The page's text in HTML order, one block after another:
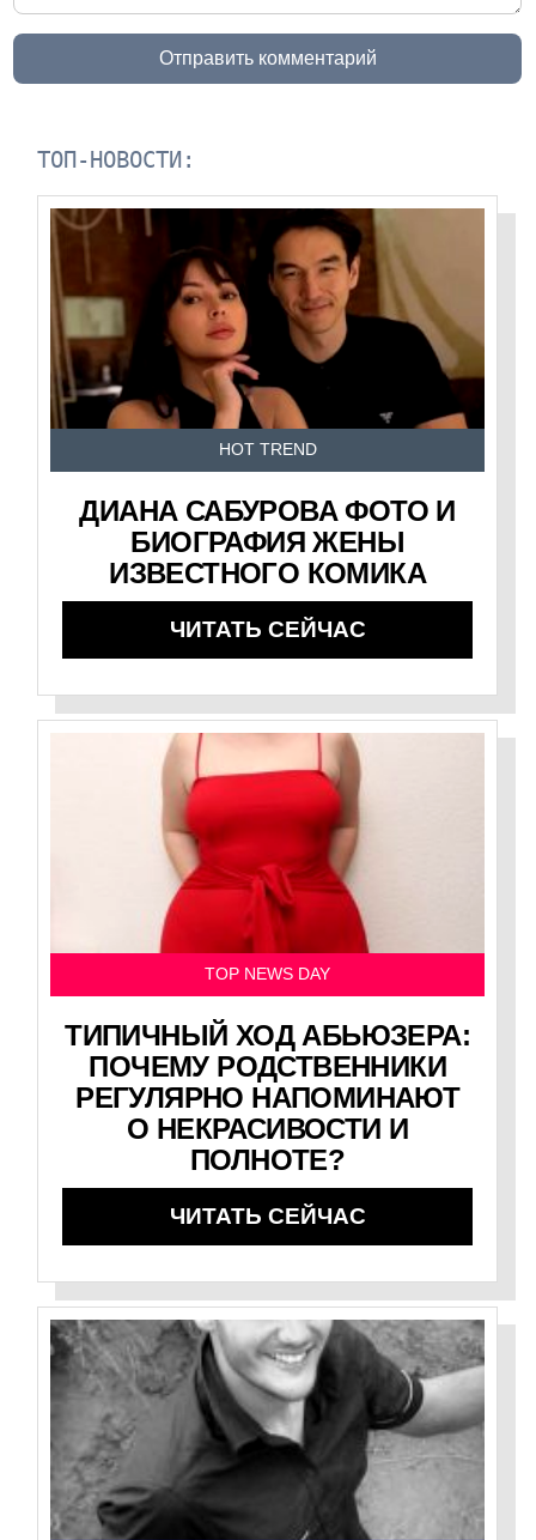
Отправить комментарий
ТОП-НОВОСТИ:
HOT TREND
ДИАНА САБУРОВА ФОТО И
БИОГРАФИЯ ЖЕНЫ
ИЗВЕСТНОГО КОМИКА
ЧИТАТЬ СЕЙЧАС
TOP NEWS DAY
ТИПИЧНЫЙ ХОД АБЬЮЗЕРА:
ПОЧЕМУ РОДСТВЕННИКИ
РЕГУЛЯРНО НАПОМИНАЮТ
О НЕКРАСИВОСТИ И
ПОЛНОТЕ?
ЧИТАТЬ СЕЙЧАС